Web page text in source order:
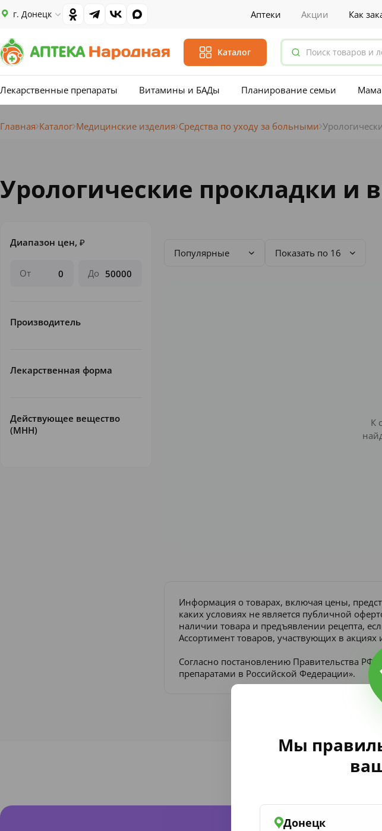
г. Донецк Аптеки Акции Как
Каталог
Лекарственные препараты Витамины и БАДы Планирование семьи
Мы
Донецк
Главная Каталог Медицинские изделия Средства по уходу за больными
Урологические прокладки и
Диапазон цен, ₽
От До
Производитель
Лекарственная форма
Действующее вещество
(МНН)
Популярные Показать по 16
К
Информация о товарах, включая цены,
каких условиях не является публичной
наличии товара и предъявлении рецепта,
Ассортимент товаров, участвующих в
Согласно постановлению Правительства
препаратами в Российской Федерации».